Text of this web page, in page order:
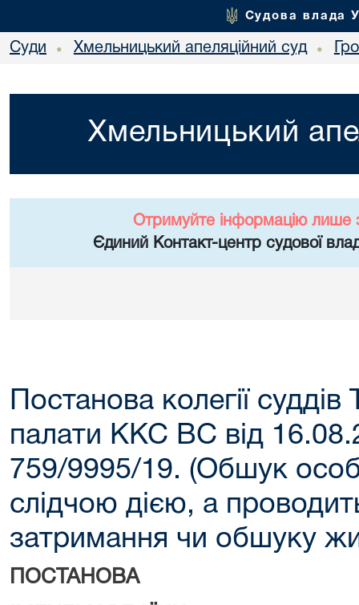
Судова влада
Суди • Хмельницький апеляційний суд •
Хмельницький
Отримуйте інформацію лише
Єдиний Контакт-центр судової
Постанова колегії суддів
палати ККС ВС від
759/9995/19. (Обшук
слідчою дією, а
затримання чи обшуку
ПОСТАНОВА